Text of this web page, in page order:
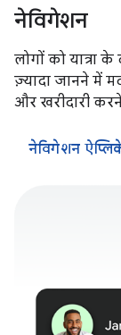
नेविगेशन
लोगों को यात्रा
ज़्यादा जानने में
और खरीदारी
नेविगेशन